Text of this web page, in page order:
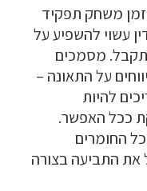
משחק תפקיד
עשוי להשפיע על
מסמכים
על התאונה –
להיות
ככל האפשר.
החומרים
את התביעה בצורה